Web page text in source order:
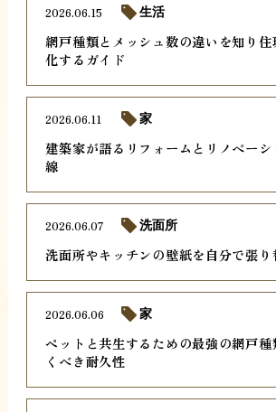
網戸種類とメッシュ数の違いを知り住
化するガイド
2026.06.15 生活
建築家が語るリフォームとリノベーシ
線
2026.06.11 家
洗面所やキッチンの壁紙を自分で張り
2026.06.07 洗面所
ペットと共生するための最強の網戸種
くべき耐久性
2026.06.06 家